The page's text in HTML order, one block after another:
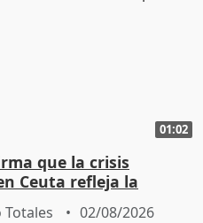
01:02
que la crisis
Ceuta refleja la
del Gobierno
Totales 02/08/2026